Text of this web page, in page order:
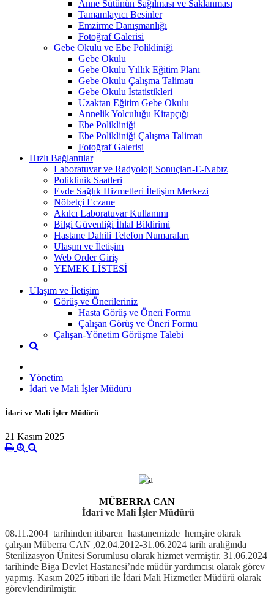
Anne Sütünün Sağılması ve Saklanması
Tamamlayıcı Besinler
Emzirme Danışmanlığı
Fotoğraf Galerisi
Gebe Okulu ve Ebe Polikliniği
Gebe Okulu
Gebe Okulu Yıllık Eğitim Planı
Gebe Okulu Çalışma Talimatı
Gebe Okulu İstatistikleri
Uzaktan Eğitim Gebe Okulu
Annelik Yolculuğu Kitapçığı
Ebe Polikliniği
Ebe Polikliniği Çalışma Talimatı
Fotoğraf Galerisi
Hızlı Bağlantılar
Laboratuvar ve Radyoloji Sonuçları-E-Nabız
Poliklinik Saatleri
Evde Sağlık Hizmetleri İletişim Merkezi
Nöbetçi Eczane
Akılcı Laboratuvar Kullanımı
Bilgi Güvenliği İhlal Bildirimi
Hastane Dahili Telefon Numaraları
Ulaşım ve İletişim
Web Order Giriş
YEMEK LİSTESİ
Ulaşım ve İletişim
Görüş ve Önerileriniz
Hasta Görüş ve Öneri Formu
Çalışan Görüş ve Öneri Formu
Çalışan-Yönetim Görüşme Talebi
Yönetim
İdari ve Mali İşler Müdürü
İdari ve Mali İşler Müdürü
21 Kasım 2025
MÜBERRA CAN
İdari ve Mali İşler Müdürü
08.11.2004 tarihinden itibaren hastanemizde hemşire olarak
çalışan Müberra CAN ,02.04.2012-31.06.2024 tarih aralığında
Sterilizasyon Ünitesi Sorumlusu olarak hizmet vermiştir. 31.06.2024
tarihinde Biga Devlet Hastanesi’nde müdür yardımcısı olarak görev
yapmış. Kasım 2025 itibari ile İdari Mali Hizmetler Müdürü olarak
görevlendirilmiştir.